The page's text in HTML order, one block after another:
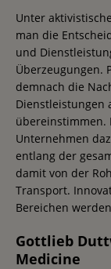
Unter
man die
und
Überzeugungen.
demnach die
Dienstleistungen
übereinstimmen.
Unternehmen
entlang der
damit von der
Transport.
Bereichen
Gottlieb
Medicine